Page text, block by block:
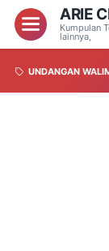
ARIE
Kumpulan
lainnya,
UNDANGAN